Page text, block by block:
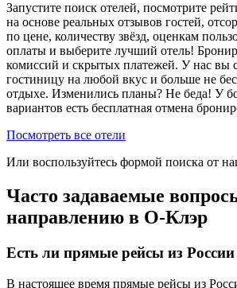
Запустите поиск отелей, посмотрите
на основе реальных отзывов гостей,
по цене, количеству звёзд, оценкам
оплаты и выберите лучший отель!
комиссий и скрытых платежей. У нас вы
гостиницу на любой вкус и больше не
отдыхе. Изменились планы? Не беда! У
вариантов есть бесплатная отмена
Посмотреть все отели
Или воспользуйтесь формой поиска от
Часто задаваемые
направлению в О-Клэр
Есть ли прямые рейсы из
В настоящее время прямые рейсы из